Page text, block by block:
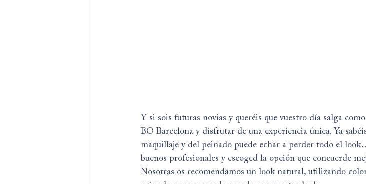
Y si sois futuras novias y queréis que vuestro día salga
BO Barcelona y disfrutar de una experiencia única. Ya
maquillaje y del peinado puede echar a perder todo el
buenos profesionales y escoged la opción que concuerde
Nosotras os recomendamos un look natural, utilizando